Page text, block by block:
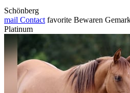
Schönberg
mail Contact favorite Bewaren
Platinum